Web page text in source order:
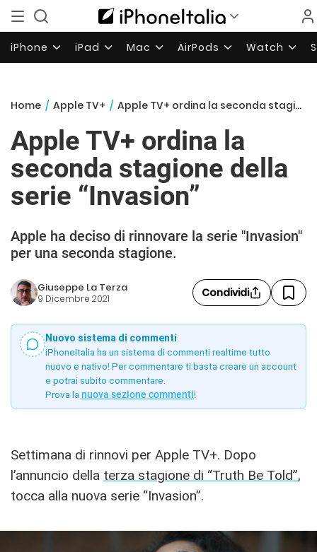
iPhone iPad Mac AirPods Watch
Home / Apple TV+ / Apple TV+ ordina la seconda stagione della serie “Invasion”
Apple TV+ ordina la
seconda stagione della
serie “Invasion”
Apple ha deciso di rinnovare la serie "Invasion"
per una seconda stagione.
Giuseppe La Terza
9 Dicembre 2021 Condividi
Nuovo sistema di commenti
iPhoneItalia ha un sistema di commenti realtime tutto
nuovo e nativo! Per commentare ti basta creare un account
e potrai subito commentare.
Prova la nuova sezione commenti!
Settimana di rinnovi per Apple TV+. Dopo
l’annuncio della terza stagione di “Truth Be Told”,
tocca alla nuova serie “Invasion”.